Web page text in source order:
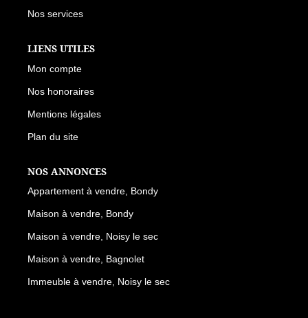
Nos services
LIENS UTILES
Mon compte
Nos honoraires
Mentions légales
Plan du site
NOS ANNONCES
Appartement à vendre, Bondy
Maison à vendre, Bondy
Maison à vendre, Noisy le sec
Maison à vendre, Bagnolet
Immeuble à vendre, Noisy le sec